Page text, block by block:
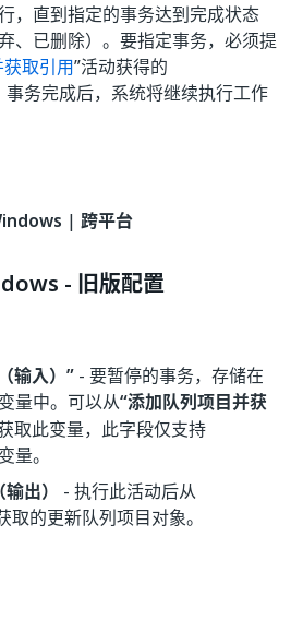
，直到指定的事务达到完成状态
、已删除）。要指定事务，必须提
取引用”活动获得的
事务完成后，系统将继续执行工作
| 跨平台
- 旧版配置
输入）” - 要暂停的事务，存储在
变量中。可以从“添加队列项目并获
取此变量，此字段仅支持
变量。
出）
- 执行此活动后从
的更新队列项目对象。